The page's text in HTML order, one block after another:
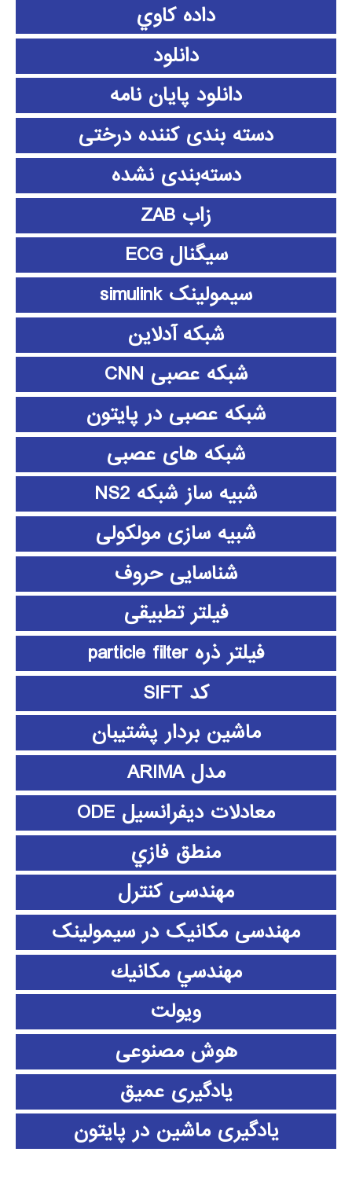
داده كاوي
دانلود
دانلود پايان نامه
دسته بندی کننده درختی
دسته‌بندی نشده
زاب ZAB
سیگنال ECG
سیمولینک simulink
شبکه آدلاین
شبکه عصبی CNN
شبکه عصبی در پایتون
شبکه های عصبی
شبیه ساز شبکه NS2
شبیه سازی مولکولی
شناسایی حروف
فیلتر تطبیقی
فیلتر ذره particle filter
کد SIFT
ماشین بردار پشتیبان
مدل ARIMA
معادلات دیفرانسیل ODE
منطق فازي
مهندسی کنترل
مهندسی مکانیک در سیمولینک
مهندسي مكانيك
ویولت
هوش مصنوعی
یادگیری عمیق
یادگیری ماشین در پایتون